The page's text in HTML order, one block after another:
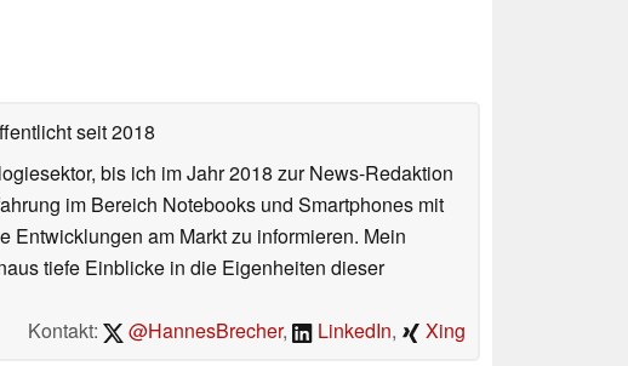
seit 2018
bis ich im Jahr 2018 zur News-Redaktion
im Bereich Notebooks und Smartphones mit
Entwicklungen am Markt zu informieren. Mein
tiefe Einblicke in die Eigenheiten dieser
Kontakt:
@HannesBrecher, LinkedIn, Xing